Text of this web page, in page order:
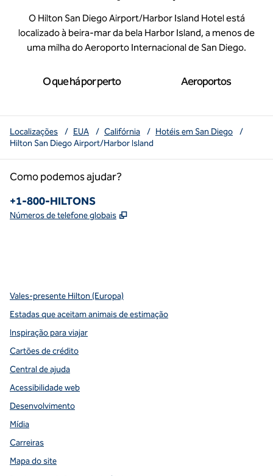
O Hilton San Diego Airport/Harbor Island Hotel está
localizado à beira-mar da bela Harbor Island, a menos de
uma milha do Aeroporto Internacional de San Diego.
O que há por perto Aeroportos
Localizações / EUA / Califórnia / Hotéis em San Diego
/
Hilton San Diego Airport/Harbor Island
Como podemos ajudar?
Telefone:
+1-800-HILTONS
Números de telefone globais ,
Vales-presente Hilton (Europa)
Estadas que aceitam animais de estimação
Inspiração para viajar
Cartões de crédito
Central de ajuda
Acessibilidade web
Desenvolvimento
Mídia
Carreiras
Mapa do site